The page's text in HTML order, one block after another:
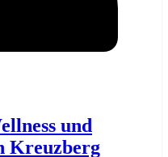
und
Kreuzberg